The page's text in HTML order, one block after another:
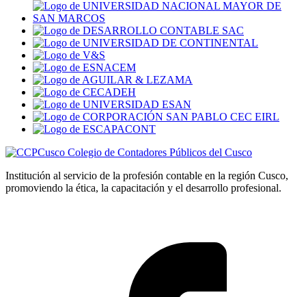
Colegio de Contadores Públicos del Cusco
Institución al servicio de la profesión contable en la región Cusco,
promoviendo la ética, la capacitación y el desarrollo profesional.